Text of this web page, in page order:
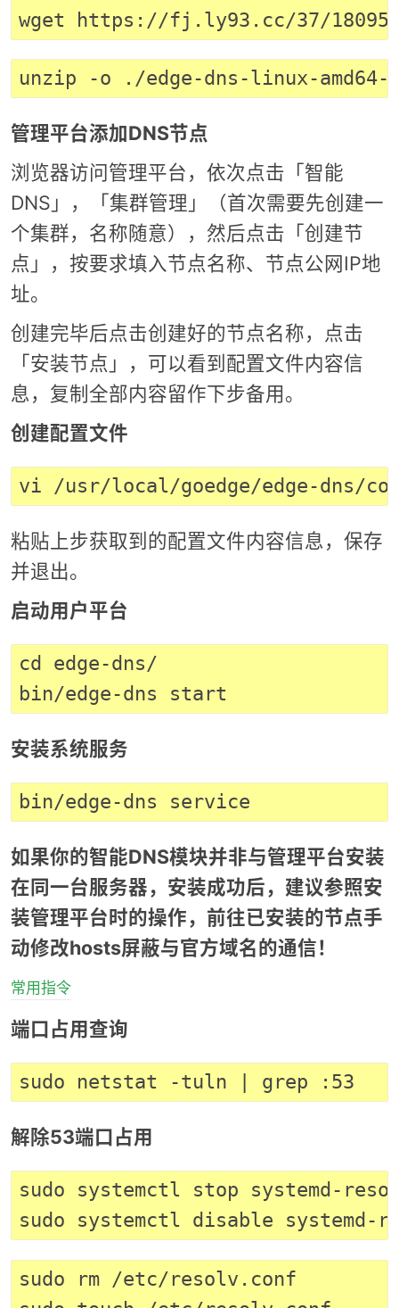
管理平台添加DNS节点
浏览器访问管理平台，依次点击「智能
DNS」，「集群管理」（首次需要先创建一
个集群，名称随意），然后点击「创建节
点」，按要求填入节点名称、节点公网IP地
址。
创建完毕后点击创建好的节点名称，点击
「安装节点」，可以看到配置文件内容信
息，复制全部内容留作下步备用。
创建配置文件
粘贴上步获取到的配置文件内容信息，保存
并退出。
启动用户平台
cd edge-dns/
安装系统服务
如果你的智能DNS模块并非与管理平台安装
在同一台服务器，安装成功后，建议参照安
装管理平台时的操作，前往已安装的节点手
动修改hosts屏蔽与官方域名的通信！
常用指令
端口占用查询
解除53端口占用
sudo systemctl stop systemd-
sudo rm /etc/resolv.conf